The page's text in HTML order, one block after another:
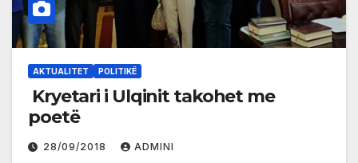
AKTUALITET POLITIKË
Kryetari i Ulqinit takohet me
poetë
28/09/2018 ADMINI